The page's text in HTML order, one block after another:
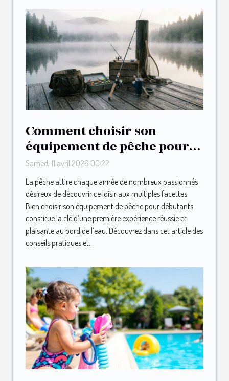
Comment choisir son
équipement de pêche pour
débutants ?
Samedi 11 avril 2026 00:22
La pêche attire chaque année de nombreux passionnés
désireux de découvrir ce loisir aux multiples facettes.
Bien choisir son équipement de pêche pour débutants
constitue la clé d’une première expérience réussie et
plaisante au bord de l’eau. Découvrez dans cet article des
conseils pratiques et...